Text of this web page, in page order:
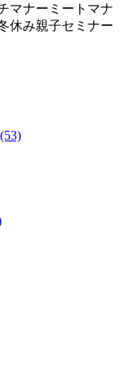
マナー ミートマナ
休み親子セミナー